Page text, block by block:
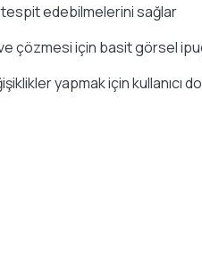
tespit edebilmelerini sağlar
çözmesi için basit görsel
yapmak için kullanıcı